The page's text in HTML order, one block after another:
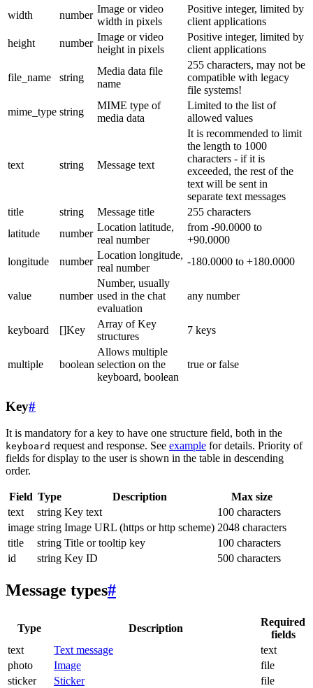
width
number
Image or video
width in pixels
Positive integer, limited by
client applications
height
number
Image or video
height in pixels
Positive integer, limited by
client applications
file_name string
Media data file
name
255 characters, may not be
compatible with legacy
file systems!
mime_type string
MIME type of
media data
Limited to the list of
allowed values
text string Message text
It is recommended to limit
the length to 1000
characters - if it is
exceeded, the rest of the
text will be sent in
separate text messages
title
string Message title
255 characters
latitude
number
Location latitude,
real number
from -90.0000 to
+90.0000
longitude
number
Location longitude,
real number
-180.0000 to +180.0000
value number
Number, usually
used in the chat
evaluation
any number
keyboard []Key
Array of Key
structures
7 keys
multiple boolean
Allows multiple
selection on the
keyboard, boolean
true or false
Key#
It is mandatory for a key to have one structure field, both in the
keyboard request and response. See example for details. Priority of
fields for display to the user is shown in the table in descending
order.
Field Type Description
Max size
text
string Key text
100 characters
image string Image URL (https or http scheme) 2048 characters
title
string Title or tooltip key
100 characters
id
string Key ID 500 characters
Message types#
Type Description
Required
fields
text
Text message
text
photo
Image
file
sticker
Sticker
file